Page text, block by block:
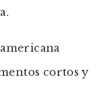
cortos y